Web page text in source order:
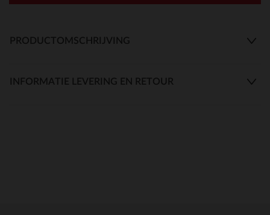
PRODUCTOMSCHRIJVING
INFORMATIE LEVERING EN RETOUR